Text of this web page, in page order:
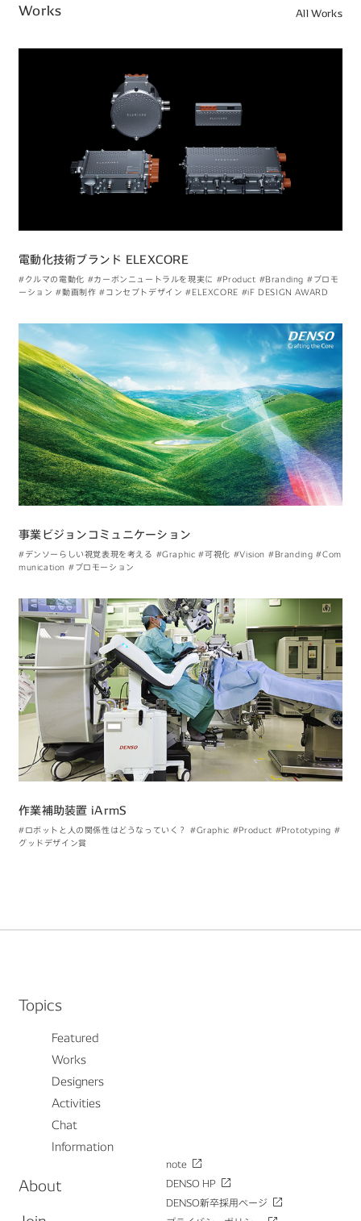
Works All Works
電動化技術ブランド ELEXCORE
#クルマの電動化 #カーボンニュートラルを現実に #Product #Branding #プロモ
ーション #動画制作 #コンセプトデザイン #ELEXCORE #iF DESIGN AWARD
事業ビジョンコミュニケーション
#デンソーらしい視覚表現を考える #Graphic #可視化 #Vision #Branding #Com
munication #プロモーション
作業補助装置 iArmS
#ロボットと人の関係性はどうなっていく？ #Graphic #Product #Prototyping #
グッドデザイン賞
Topics
Featured
Works
Designers
Activities
Chat
Information
About
note
DENSO HP
DENSO新卒採用ページ